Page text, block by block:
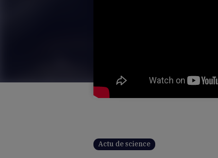
Actu de science